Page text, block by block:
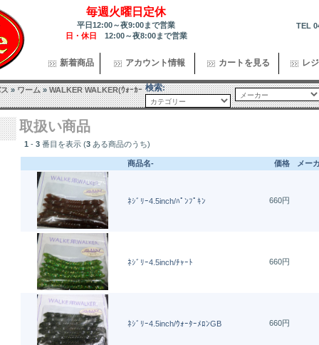
毎週火曜日定休
平日12:00～夜9:00まで営業
日・休日 12:00～夜8:00まで営業
TEL
新着商品 アカウント情報 カートを見る レ
»ワーム»WALKER WALKER(ｳｫｰｶｰ 検索:
取扱い商品
1 - 3 番目を表示 (3 ある商品のうち)
商品名- 価格 メー
ﾈｼﾞﾘｰ4.5inch/ﾊﾟﾝﾌﾟｷﾝ 660円
ﾈｼﾞﾘｰ4.5inch/ﾁｬｰﾄ 660円
ﾈｼﾞﾘｰ4.5inch/ｳｫｰﾀｰﾒﾛﾝGB 660円